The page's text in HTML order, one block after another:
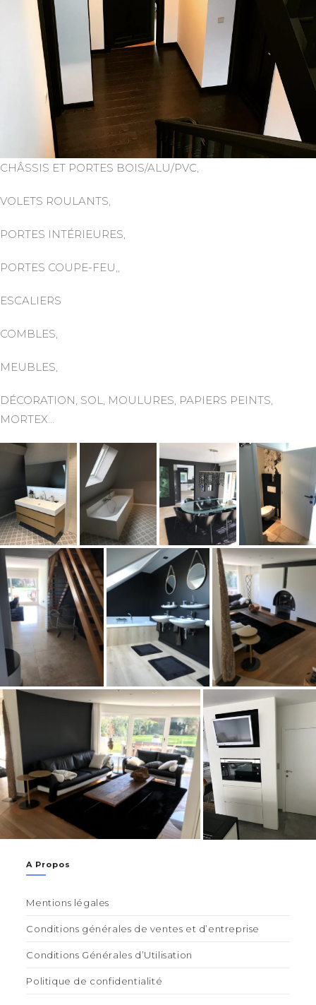
CHÂSSIS ET PORTES BOIS/ALU/PVC,
VOLETS ROULANTS,
PORTES INTÉRIEURES,
PORTES COUPE-FEU,,
ESCALIERS
COMBLES,
MEUBLES,
DÉCORATION, SOL, MOULURES, PAPIERS PEINTS,
MORTEX…
A Propos
Mentions légales
Conditions générales de ventes et d’entreprise
Conditions Générales d’Utilisation
Politique de confidentialité